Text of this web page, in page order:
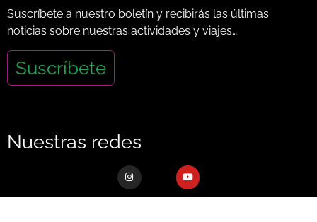
Suscríbete a nuestro boletín y recibirás las últimas
noticias sobre nuestras actividades y viajes…
Suscríbete
Nuestras redes